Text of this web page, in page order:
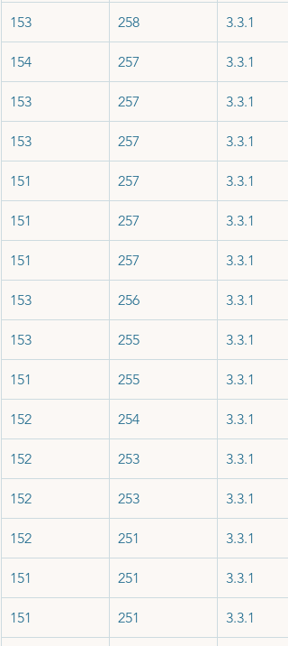
153 258 3.3.1
154 257 3.3.1
153 257 3.3.1
153 257 3.3.1
151 257 3.3.1
151 257 3.3.1
151 257 3.3.1
153 256 3.3.1
153 255 3.3.1
151 255 3.3.1
152 254 3.3.1
152 253 3.3.1
152 253 3.3.1
152 251 3.3.1
151 251 3.3.1
151 251 3.3.1